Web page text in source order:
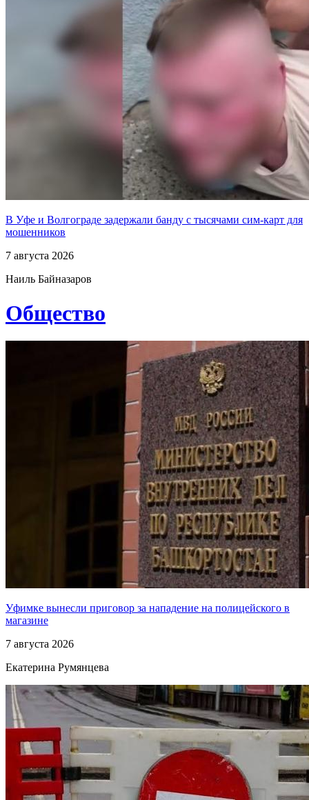
В Уфе и Волгограде задержали банду с тысячами сим-карт для
мошенников
7 августа 2026
Наиль Байназаров
Общество
Уфимке вынесли приговор за нападение на полицейского в
магазине
7 августа 2026
Екатерина Румянцева